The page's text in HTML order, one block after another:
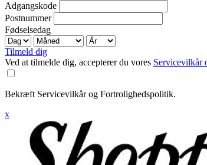
Adgangskode
Postnummer
Fødselsedag
Tilmeld dig
Ved at tilmelde dig, accepterer du vores Servicevilkår
Bekræft Servicevilkår og Fortrolighedspolitik.
x